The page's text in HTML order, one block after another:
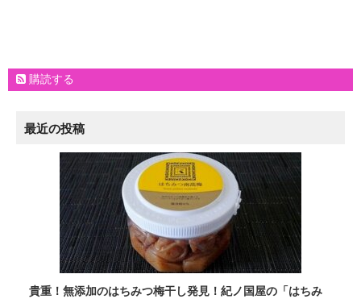
購読する
最近の投稿
貴重！無添加のはちみつ梅干し発見！紀ノ国屋の「はちみ